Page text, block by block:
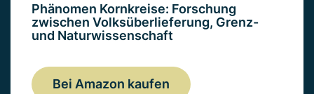
Phänomen Kornkreise: Forschung
zwischen Volksüberlieferung, Grenz-
und Naturwissenschaft
Bei Amazon kaufen